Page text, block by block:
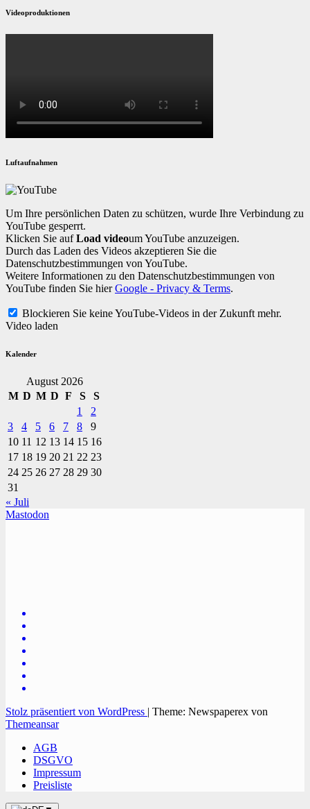
Videoproduktionen
Luftaufnahmen
Um Ihre persönlichen Daten zu schützen, wurde Ihre Verbindung zu
YouTube gesperrt.
Klicken Sie aufLoad videoum YouTube anzuzeigen.
Durch das Laden des Videos akzeptieren Sie die
Datenschutzbestimmungen von YouTube.
Weitere Informationen zu den Datenschutzbestimmungen von
YouTube finden Sie hierGoogle - Privacy & Terms.
Blockieren Sie keine YouTube-Videos in der Zukunft mehr.
Video laden
Kalender
August 2026
M D M D F S
S
1
2
3
4 5 6 7 8
9
10 11 12 13 14 15 16
17 18 19 20 21 22 23
24 25 26 27 28 29 30
31
« Juli
Mastodon
Stolz präsentiert von WordPress | Theme: Newspaperex von
Themeansar
AGB
DSGVO
Impressum
Preisliste